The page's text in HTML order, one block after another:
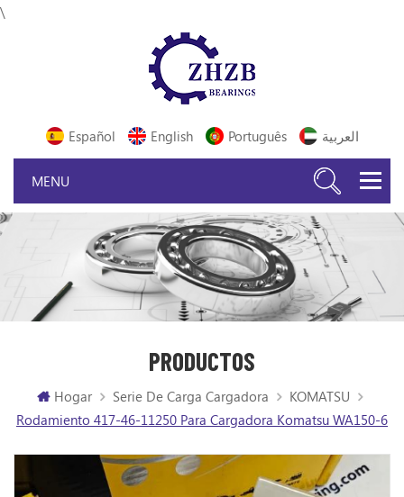
\
Español English Português العربية
PRODUCTOS
Hogar Serie De Carga Cargadora
KOMATSU
Rodamiento 417-46-11250 Para Cargadora Komatsu WA150-6